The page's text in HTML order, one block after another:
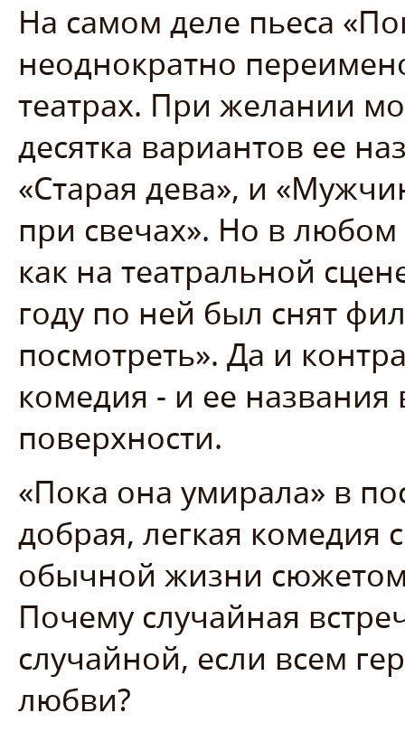
На самом деле пьеса
неоднократно
театрах. При желании
десятка вариантов ее
«Старая дева», и
при свечах». Но в любом
как на театральной
году по ней был снят
посмотреть». Да и
комедия - и ее
поверхности.
«Пока она умирала» в
добрая, легкая комедия
обычной жизни
Почему случайная
случайной, если всем
любви?